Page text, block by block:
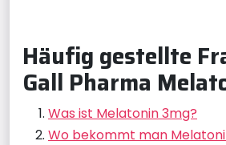
Häufig gestellte
Gall Pharma
Was ist Melatonin 3mg?
Wo bekommt man